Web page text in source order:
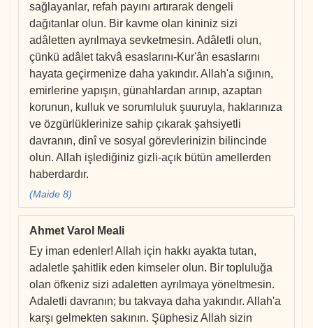
sağlayanlar, refah payını artırarak dengeli
dağıtanlar olun. Bir kavme olan kininiz sizi
adâletten ayrılmaya sevketmesin. Adâletli olun,
çünkü adâlet takvâ esaslarını-Kur'ân esaslarını
hayata geçirmenize daha yakındır. Allah'a sığının,
emirlerine yapışın, günahlardan arınıp, azaptan
korunun, kulluk ve sorumluluk şuuruyla, haklarınıza
ve özgürlüklerinize sahip çıkarak şahsiyetli
davranın, dinî ve sosyal görevlerinizin bilincinde
olun. Allah işlediğiniz gizli-açık bütün amellerden
haberdardır.
(Maide 8)
Ahmet Varol Meali
Ey iman edenler! Allah için hakkı ayakta tutan,
adaletle şahitlik eden kimseler olun. Bir topluluğa
olan öfkeniz sizi adaletten ayrılmaya yöneltmesin.
Adaletli davranın; bu takvaya daha yakındır. Allah'a
karşı gelmekten sakının. Şüphesiz Allah sizin